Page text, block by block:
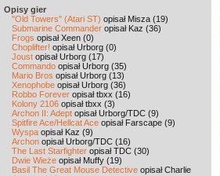
Opisy gier
"Old Towers" (Atari ST) opisał Misza (19)
Submarine Commander opisał Kaz (36)
Frogs opisał Xeen (0)
Choplifter! opisał Urborg (0)
Joust opisał Urborg (17)
Commando opisał Urborg (35)
Mario Bros opisał Urborg (13)
Xenophobe opisał Urborg (36)
Robbo Forever opisał tbxx (16)
Kolony 2106 opisał tbxx (3)
Archon II: Adept opisał Urborg/TDC (9)
Spitfire Ace/Hellcat Ace opisał Farscape (9)
Wyspa opisał Kaz (9)
Archon opisał Urborg/TDC (16)
The Last Starfighter opisał TDC (30)
Dwie Wieże opisał Muffy (19)
Basil The Great Mouse Detective opisał Charlie